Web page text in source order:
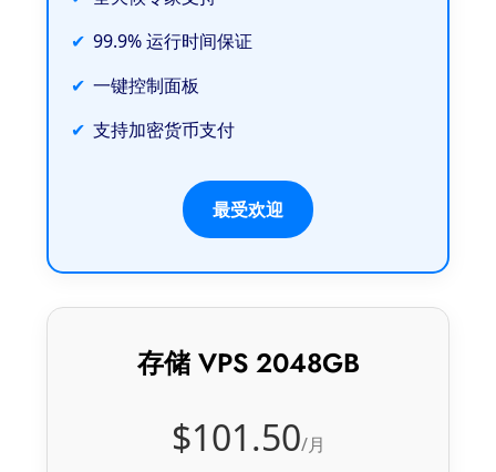
99.9% 运行时间保证
一键控制面板
支持加密货币支付
最受欢迎
存储 VPS 2048GB
$101.50/月